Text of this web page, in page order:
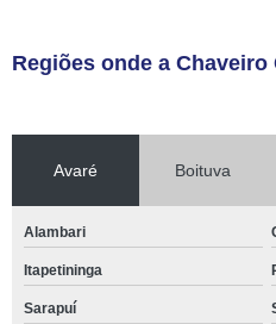
Regiões onde a
Avaré Boituva
Alambari
Itapetininga
Sarapuí